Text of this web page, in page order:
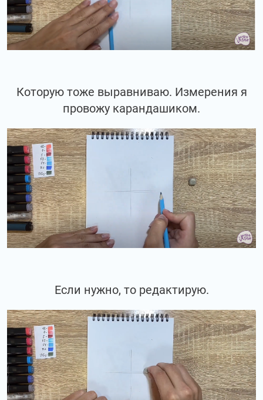
Которую тоже выравниваю. Измерения я
провожу карандашиком.
Если нужно, то редактирую.